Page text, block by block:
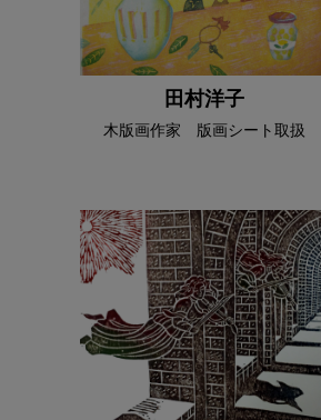
田村洋子
木版画作家 版画シート取扱